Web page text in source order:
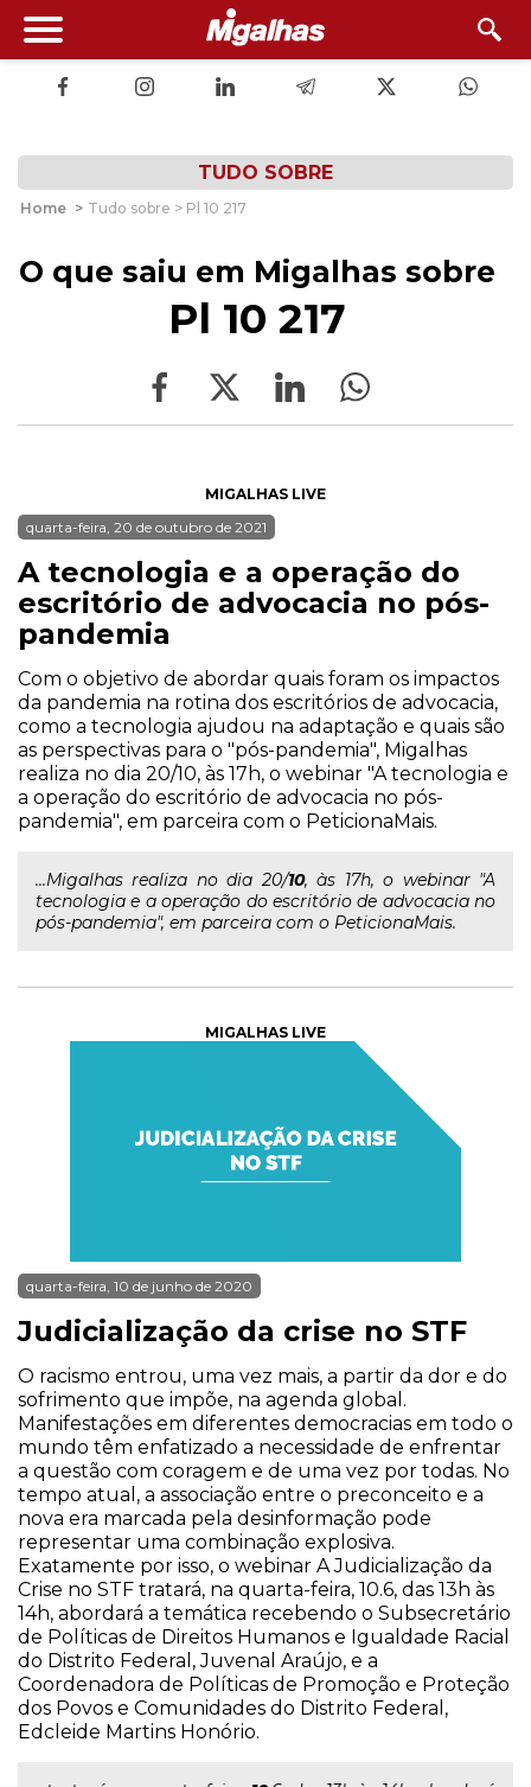
TUDO SOBRE
Home > Tudo sobre > Pl 10 217
O que saiu em Migalhas sobre
Pl 10 217
MIGALHAS LIVE
quarta-feira, 20 de outubro de 2021
A tecnologia e a operação do
escritório de advocacia no pós-
pandemia
Com o objetivo de abordar quais foram os impactos
da pandemia na rotina dos escritórios de advocacia,
como a tecnologia ajudou na adaptação e quais são
as perspectivas para o "pós-pandemia", Migalhas
realiza no dia 20/10, às 17h, o webinar "A tecnologia e
a operação do escritório de advocacia no pós-
pandemia", em parceira com o PeticionaMais.
...Migalhas realiza no dia 20/10, às 17h, o webinar "A
tecnologia e a operação do escritório de advocacia no
pós-pandemia", em parceira com o PeticionaMais.
MIGALHAS LIVE
quarta-feira, 10 de junho de 2020
Judicialização da crise no STF
O racismo entrou, uma vez mais, a partir da dor e do
sofrimento que impõe, na agenda global.
Manifestações em diferentes democracias em todo o
mundo têm enfatizado a necessidade de enfrentar
a questão com coragem e de uma vez por todas. No
tempo atual, a associação entre o preconceito e a
nova era marcada pela desinformação pode
representar uma combinação explosiva.
Exatamente por isso, o webinar A Judicialização da
Crise no STF tratará, na quarta-feira, 10.6, das 13h às
14h, abordará a temática recebendo o Subsecretário
de Políticas de Direitos Humanos e Igualdade Racial
do Distrito Federal, Juvenal Araújo, e a
Coordenadora de Políticas de Promoção e Proteção
dos Povos e Comunidades do Distrito Federal,
Edcleide Martins Honório.